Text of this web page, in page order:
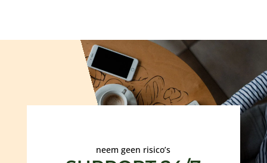
neem geen risico’s